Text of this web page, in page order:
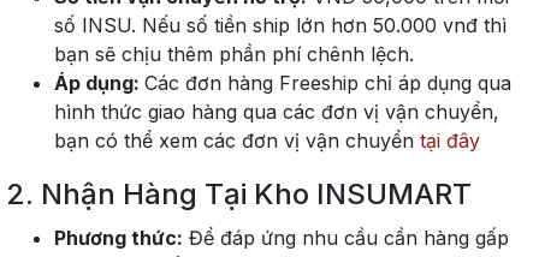
số INSU. Nếu số tiền ship lớn hơn 50.000 vnđ thì
bạn sẽ chịu thêm phần phí chênh lệch.
Áp dụng: Các đơn hàng Freeship chỉ áp dụng qua
hình thức giao hàng qua các đơn vị vận chuyển,
bạn có thể xem các đơn vị vận chuyển tại đây
2. Nhận Hàng Tại Kho INSUMART
Phương thức: Để đáp ứng nhu cầu cần hàng gấp